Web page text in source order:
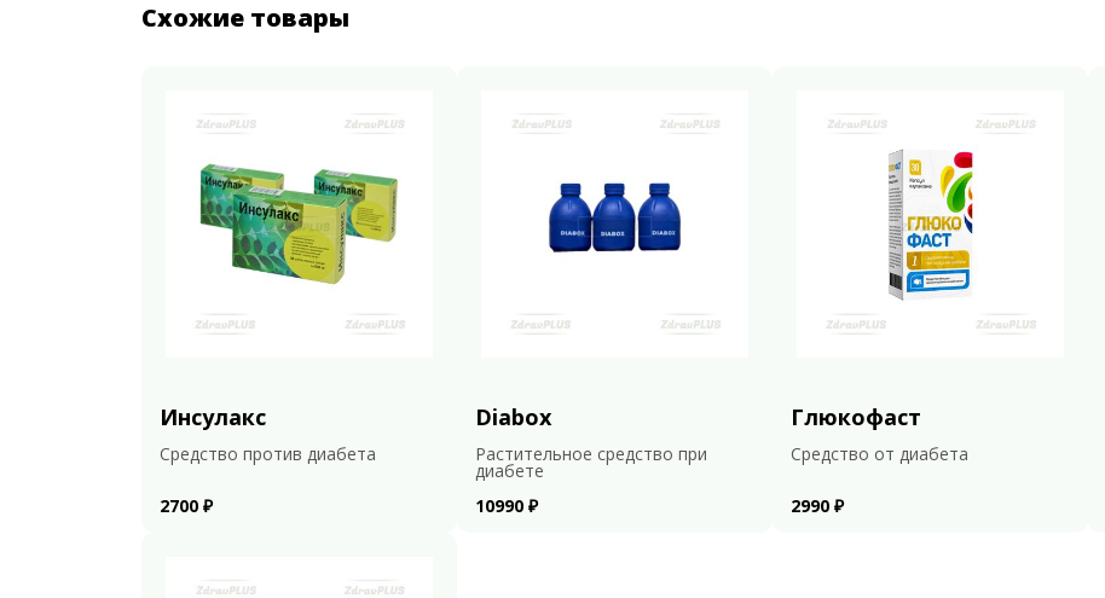
Схожие товары
Инсулакс
Средство против диабета
2700 ₽
Diabox
Растительное средство при
диабете
10990 ₽
Глюкофаст
Средство от диабета
2990 ₽